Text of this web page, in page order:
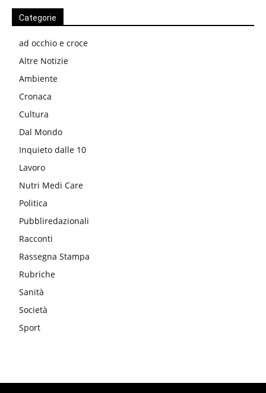
Categorie
ad occhio e croce
Altre Notizie
Ambiente
Cronaca
Cultura
Dal Mondo
Inquieto dalle 10
Lavoro
Nutri Medi Care
Politica
Pubbliredazionali
Racconti
Rassegna Stampa
Rubriche
Sanità
Società
Sport